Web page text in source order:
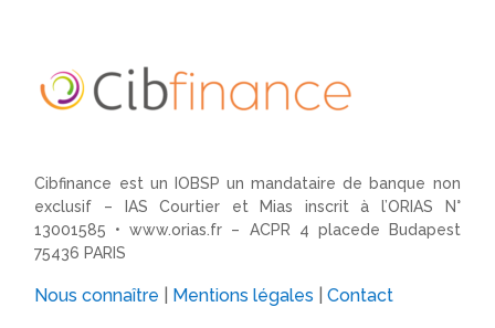
Cibfinance est un IOBSP un mandataire de banque non
exclusif – IAS Courtier et Mias inscrit à l’ORIAS N°
13001585 •www.orias.fr – ACPR 4 placede Budapest
75436 PARIS
Nous connaître Mentions légales |Contact